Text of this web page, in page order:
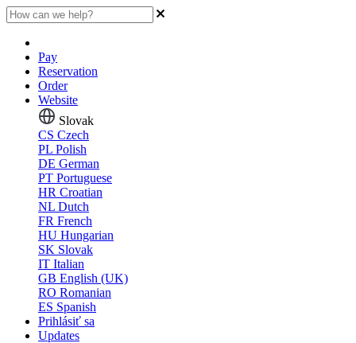
Pay
Reservation
Order
Website
Slovak
CS Czech
PL Polish
DE German
PT Portuguese
HR Croatian
NL Dutch
FR French
HU Hungarian
SK Slovak
IT Italian
GB English (UK)
RO Romanian
ES Spanish
Prihlásiť sa
Updates